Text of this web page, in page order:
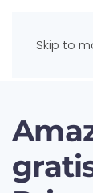
Skip to